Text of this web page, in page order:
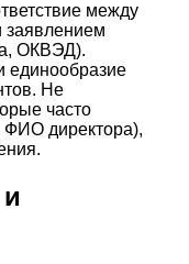
между
заявлением
ОКВЭД).
Не
часто
директора),